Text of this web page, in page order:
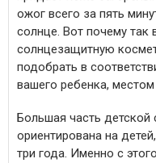
ожог всего за пять
солнце. Вот почему так
солнцезащитную
подобрать в
вашего ребенка,
Большая часть
ориентирована на
три года. Именно с